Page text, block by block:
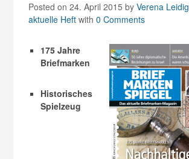
Posted on 24. April 2015byVerena Leidig
aktuelle Heft with0 Comments
175 Jahre
Briefmarken
Historisches
Spielzeug